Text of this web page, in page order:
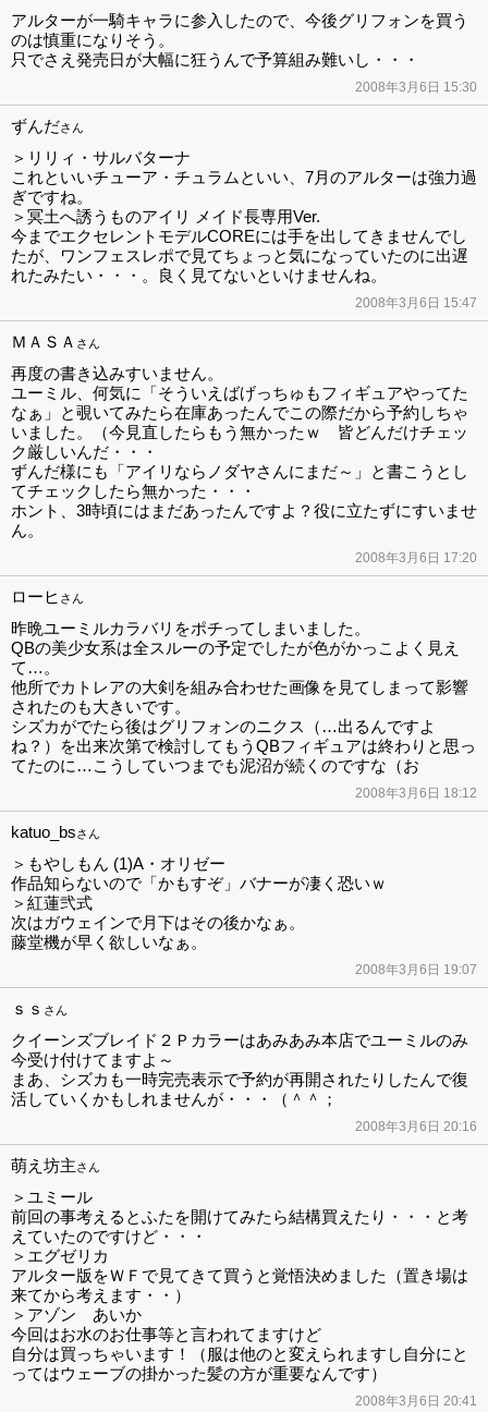
アルターが一騎キャラに参入したので、今後グリフォンを買う
のは慎重になりそう。
只でさえ発売日が大幅に狂うんで予算組み難いし・・・
2008年3月6日 15:30
ずんださん
＞リリィ・サルバターナ
これといいチューア・チュラムといい、7月のアルターは強力過
ぎですね。
＞冥土へ誘うものアイリ メイド長専用Ver.
今までエクセレントモデルCOREには手を出してきませんでし
たが、ワンフェスレポで見てちょっと気になっていたのに出遅
れたみたい・・・。良く見てないといけませんね。
2008年3月6日 15:47
ＭＡＳＡ さん
再度の書き込みすいません。
ユーミル、何気に「そういえばげっちゅもフィギュアやってた
なぁ」と覗いてみたら在庫あったんでこの際だから予約しちゃ
いました。（今見直したらもう無かったｗ 皆どんだけチェッ
ク厳しいんだ・・・
ずんだ様にも「アイリならノダヤさんにまだ～」と書こうとし
てチェックしたら無かった・・・
ホント、3時頃にはまだあったんですよ？役に立たずにすいませ
ん。
2008年3月6日 17:20
ローヒ さん
昨晩ユーミルカラバリをポチってしまいました。
QBの美少女系は全スルーの予定でしたが色がかっこよく見え
て…。
他所でカトレアの大剣を組み合わせた画像を見てしまって影響
されたのも大きいです。
シズカがでたら後はグリフォンのニクス（…出るんですよ
ね？）を出来次第で検討してもうQBフィギュアは終わりと思っ
てたのに…こうしていつまでも泥沼が続くのですな（お
2008年3月6日 18:12
katuo_bsさん
＞もやしもん (1)A・オリゼー
作品知らないので「かもすぞ」バナーが凄く恐いｗ
＞紅蓮弐式
次はガウェインで月下はその後かなぁ。
藤堂機が早く欲しいなぁ。
2008年3月6日 19:07
ｓｓ さん
クイーンズブレイド２Ｐカラーはあみあみ本店でユーミルのみ
今受け付けてますよ～
まあ、シズカも一時完売表示で予約が再開されたりしたんで復
活していくかもしれませんが・・・（＾＾；
2008年3月6日 20:16
萌え坊主さん
＞ユミール
前回の事考えるとふたを開けてみたら結構買えたり・・・と考
えていたのですけど・・・
＞エグゼリカ
アルター版をＷＦで見てきて買うと覚悟決めました（置き場は
来てから考えます・・）
＞アゾン あいか
今回はお水のお仕事等と言われてますけど
自分は買っちゃいます！（服は他のと変えられますし自分にと
ってはウェーブの掛かった髪の方が重要なんです）
2008年3月6日 20:41